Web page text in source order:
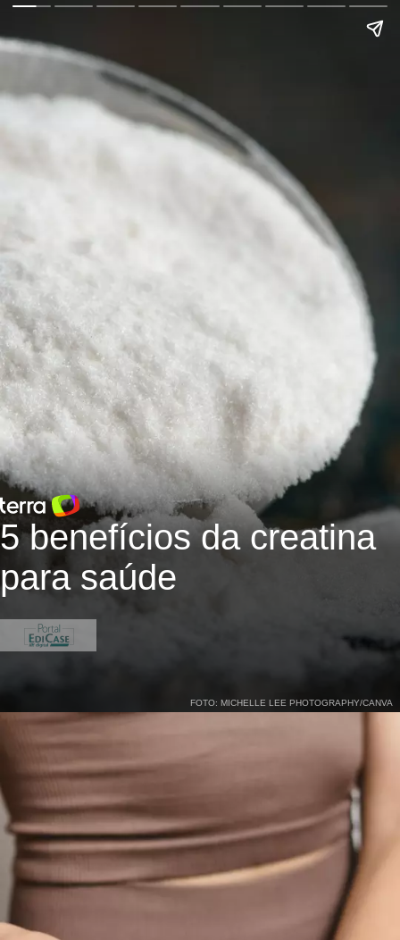
5 benefícios da creatina
para saúde
FOTO: MICHELLE LEE PHOTOGRAPHY/CANVA